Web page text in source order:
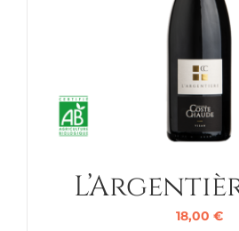
18,00 €